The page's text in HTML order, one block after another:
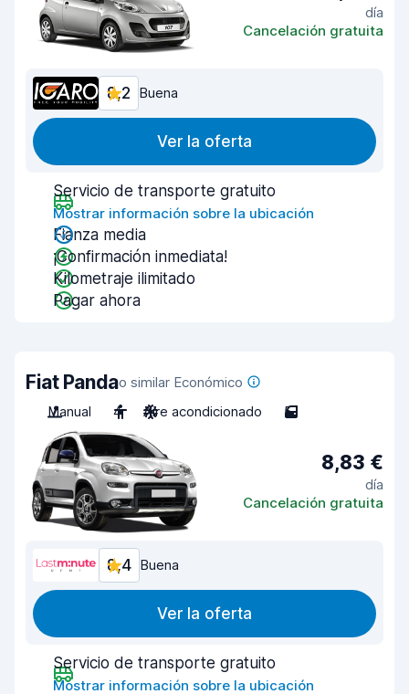
día
Cancelación gratuita
8,2 Buena
Ver la oferta
Servicio de transporte gratuito
Mostrar información sobre la ubicación
Fianza media
¡Confirmación inmediata!
Kilometraje ilimitado
Pagar ahora
Fiat Pandao similar Económico
Manual
4 Aire acondicionado 5
8,83 €
día
Cancelación gratuita
8,4 Buena
Ver la oferta
Servicio de transporte gratuito
Mostrar información sobre la ubicación